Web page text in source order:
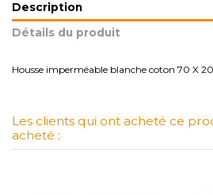
Description
Détails du produit
Housse imperméable blanche coton 70 X
Les clients qui ont acheté ce
acheté :